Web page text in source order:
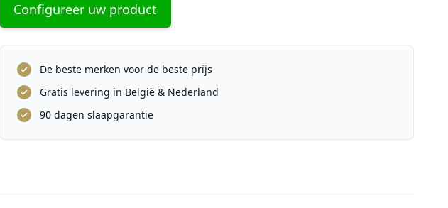
Configureer uw product
De beste merken voor de beste prijs
Gratis levering in België & Nederland
90 dagen slaapgarantie